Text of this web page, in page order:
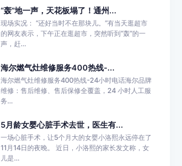
“轰”地一声，天花板塌了！通州...
现场实况： “还好当时不在那块儿。”有当天逛超市
的网友表示，下午正在逛超市，突然听到“轰”的一
声，赶...
海尔燃气灶维修服务400热线-...
海尔燃气灶维修服务400热线-24小时电话海尔品牌
维修：售后维修、售后保修全覆盖，24 小时人工服
务...
5月龄女婴心脏手术去世，医生有...
一场心脏手术，让5个月大的女婴小洛熙永远停在了
11月14日的夜晚。 近日，小洛熙的家长发文称，女
儿是...